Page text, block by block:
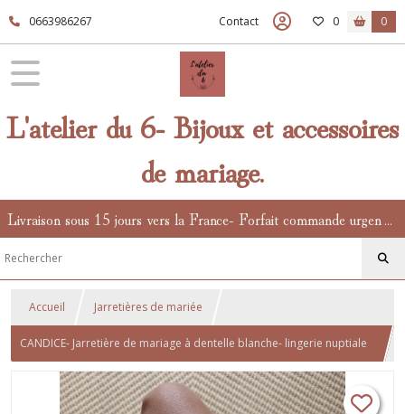
0663986267 Contact 0 0
L'atelier du 6- Bijoux et accessoires
de mariage.
Livraison sous 15 jours vers la France- Forfait commande urgente en supplément.
Accueil Jarretières de mariée
CANDICE- Jarretière de mariage à dentelle blanche- lingerie nuptiale
confortable et sexy.